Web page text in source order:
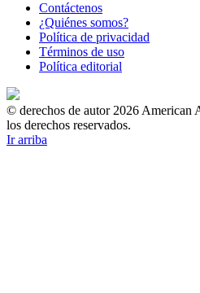
Contáctenos
¿Quiénes somos?
Política de privacidad
Términos de uso
Política editorial
© derechos de autor 2026 American
los derechos reservados.
Ir arriba